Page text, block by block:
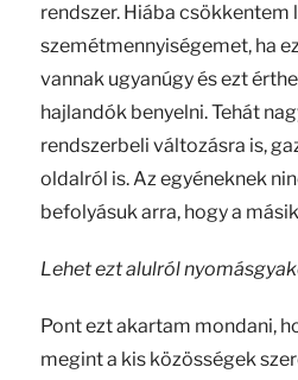
rendszer. Hiába csökkentem
szemétmennyiségemet, ha
vannak ugyanúgy és ezt
hajlandók benyelni. Tehát
rendszerbeli változásra is,
oldalról is. Az egyéneknek
befolyásuk arra, hogy a
Lehet ezt alulról
Pont ezt akartam mondani,
megint a kis közösségek